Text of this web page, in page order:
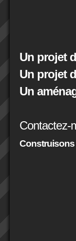
Un projet
Un projet
Un
Contactez-
Construisons